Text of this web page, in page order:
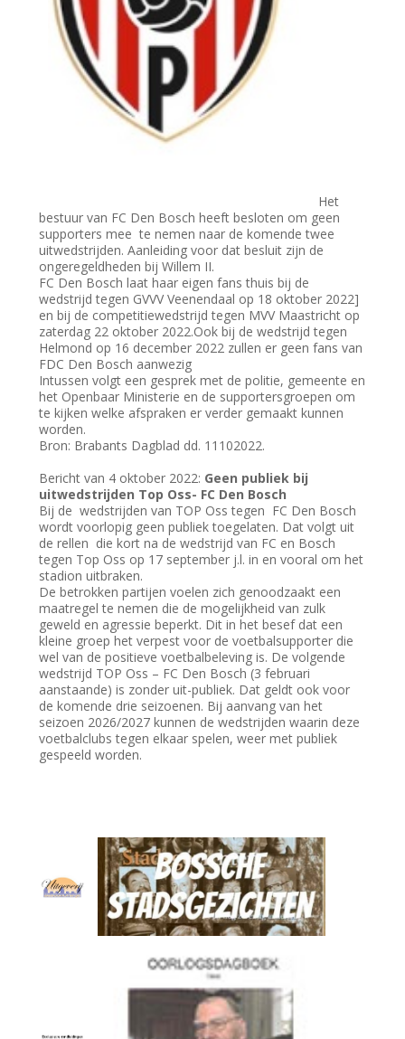
Het
bestuur van FC Den Bosch heeft besloten om geen
supporters mee te nemen naar de komende twee
uitwedstrijden. Aanleiding voor dat besluit zijn de
ongeregeldheden bij Willem II.
FC Den Bosch laat haar eigen fans thuis bij de
wedstrijd tegen GVVV Veenendaal op 18 oktober 2022]
en bij de competitiewedstrijd tegen MVV Maastricht op
zaterdag 22 oktober 2022.Ook bij de wedstrijd tegen
Helmond op 16 december 2022 zullen er geen fans van
FDC Den Bosch aanwezig
Intussen volgt een gesprek met de politie, gemeente en
het Openbaar Ministerie en de supportersgroepen om
te kijken welke afspraken er verder gemaakt kunnen
worden.
Bron: Brabants Dagblad dd. 11102022.
Bericht van 4 oktober 2022: Geen publiek bij
uitwedstrijden Top Oss- FC Den Bosch
Bij de wedstrijden van TOP Oss tegen FC Den Bosch
wordt voorlopig geen publiek toegelaten. Dat volgt uit
de rellen die kort na de wedstrijd van FC en Bosch
tegen Top Oss op 17 september j.l. in en vooral om het
stadion uitbraken.
De betrokken partijen voelen zich genoodzaakt een
maatregel te nemen die de mogelijkheid van zulk
geweld en agressie beperkt. Dit in het besef dat een
kleine groep het verpest voor de voetbalsupporter die
wel van de positieve voetbalbeleving is. De volgende
wedstrijd TOP Oss – FC Den Bosch (3 februari
aanstaande) is zonder uit-publiek. Dat geldt ook voor
de komende drie seizoenen. Bij aanvang van het
seizoen 2026/2027 kunnen de wedstrijden waarin deze
voetbalclubs tegen elkaar spelen, weer met publiek
gespeeld worden.